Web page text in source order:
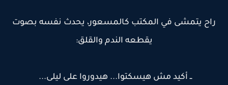
راح يتمشى في المكتب كالمسعور، يحدث نفسه بصوت
يقطعه الندم والقلق:
ــ أكيد مش هيسكتوا... هيدوروا على ليلى...